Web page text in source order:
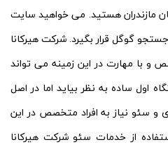
مازندران هستید. می خواهید سایت
گوگل قرار بگیرد. شرکت هیرکانا
و با مهارت در این زمینه می تواند
اول ساده به نظر بیاید اما در اصل
سئو نیاز به افراد متخصص در این
از خدمات سئو شرکت هیرکانا